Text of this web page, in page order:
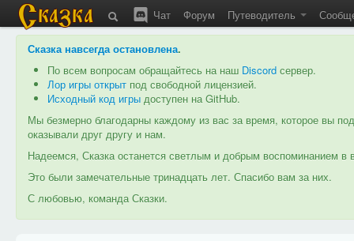
Чат Форум Путеводитель
Сказка навсегда остановлена.
По всем вопросам обращайтесь на наш Discord сервер.
Лор игры открыт под свободной лицензией.
Исходный код игры доступен на GitHub.
Мы безмерно благодарны каждому из вас за время, которое вы
оказывали друг другу и нам.
Надеемся, Сказка останется светлым и добрым воспоминанием
Это были замечательные тринадцать лет. Спасибо вам за них.
С любовью, команда Сказки.